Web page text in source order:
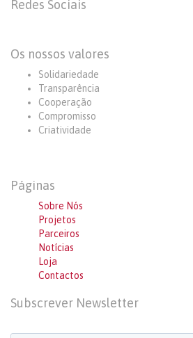
Redes Sociais
Os nossos valores
Solidariedade
Transparência
Cooperação
Compromisso
Criatividade
Páginas
Sobre Nós
Projetos
Parceiros
Notícias
Loja
Contactos
Subscrever Newsletter